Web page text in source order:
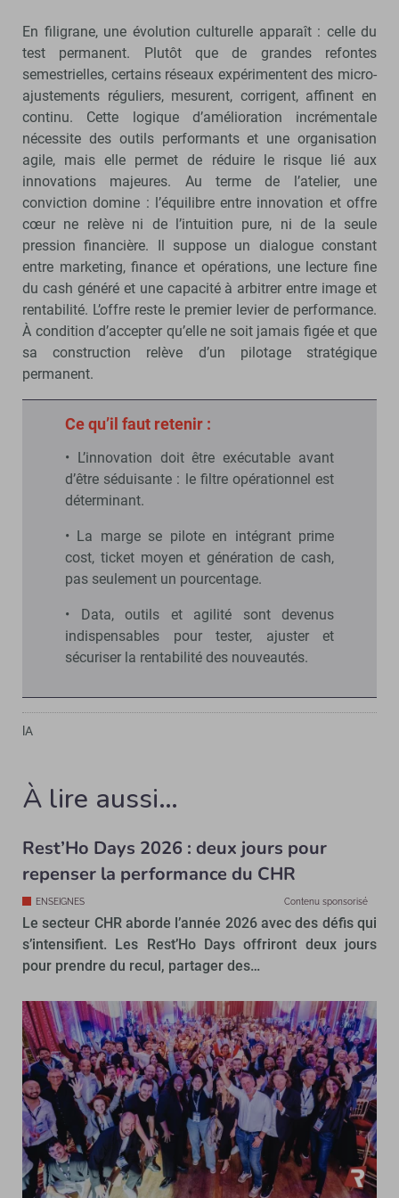
En filigrane, une évolution culturelle apparaît : celle du
test permanent. Plutôt que de grandes refontes
semestrielles, certains réseaux expérimentent des micro-
ajustements réguliers, mesurent, corrigent, affinent en
continu. Cette logique d’amélioration incrémentale
nécessite des outils performants et une organisation
agile, mais elle permet de réduire le risque lié aux
innovations majeures. Au terme de l’atelier, une
conviction domine : l’équilibre entre innovation et offre
cœur ne relève ni de l’intuition pure, ni de la seule
pression financière. Il suppose un dialogue constant
entre marketing, finance et opérations, une lecture fine
du cash généré et une capacité à arbitrer entre image et
rentabilité. L’offre reste le premier levier de performance.
À condition d’accepter qu’elle ne soit jamais figée et que
sa construction relève d’un pilotage stratégique
permanent.
Ce qu’il faut retenir :
• L’innovation doit être exécutable avant
d’être séduisante : le filtre opérationnel est
déterminant.
• La marge se pilote en intégrant prime
cost, ticket moyen et génération de cash,
pas seulement un pourcentage.
• Data, outils et agilité sont devenus
indispensables pour tester, ajuster et
sécuriser la rentabilité des nouveautés.
lA
À lire aussi…
Rest’Ho Days 2026 : deux jours pour
repenser la performance du CHR
ENSEIGNES Contenu sponsorisé
Le secteur CHR aborde l’année 2026 avec des défis qui
s’intensifient. Les Rest’Ho Days offriront deux jours
pour prendre du recul, partager des…